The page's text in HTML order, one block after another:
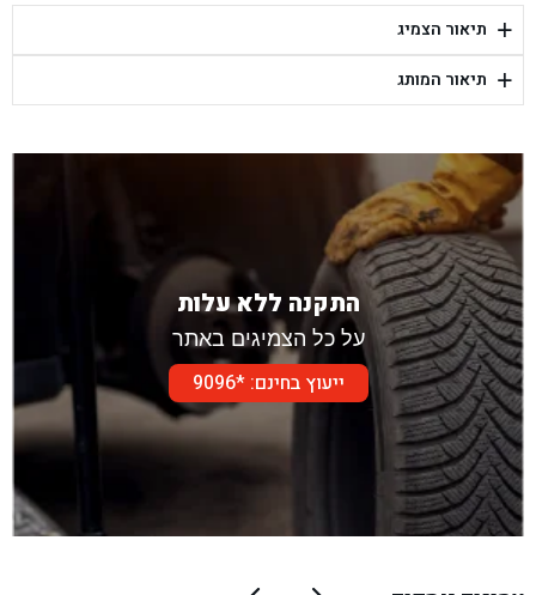
בן גל - יפת 88, תל אביב יפו - תל אביב
בן גל - דור אלון הר טוב - בית שמש
+ תיאור הצמיג
+ תיאור המותג
התקנה ללא עלות
על כל הצמיגים באתר
ייעוץ בחינם: *9096